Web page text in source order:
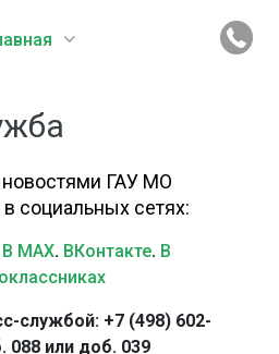
новостями ГАУ МО
социальных сетях:
В MAX. ВКонтакте. В
службой: +7 (498) 602-
088 или доб. 039